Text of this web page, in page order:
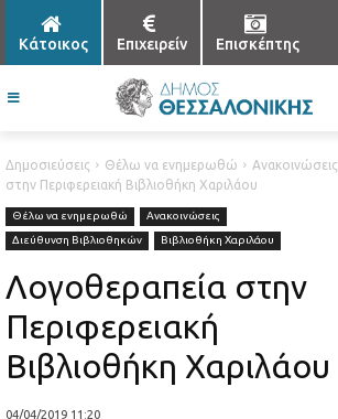
Κάτοικος Επιχειρείν Επισκέπτης
Δημοσιεύσεις Θέλω να ενημερωθώ Ανακοινώσεις
στην Περιφερειακή Βιβλιοθήκη Χαριλάου
Θέλω να ενημερωθώ
Ανακοινώσεις
Διεύθυνση Βιβλιοθηκών
Βιβλιοθήκη Χαριλάου
Λογοθεραπεία στην
Περιφερειακή
Βιβλιοθήκη Χαριλάου
04/04/2019 11:20